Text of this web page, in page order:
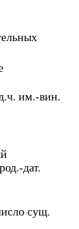
им.-вин.
дат.
сущ.